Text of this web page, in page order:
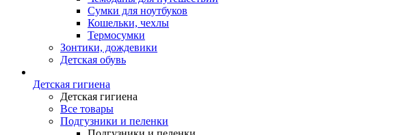
Сумки для ноутбуков
Кошельки, чехлы
Термосумки
Зонтики, дождевики
Детская обувь
Детская гигиена
Детская гигиена
Все товары
Подгузники и пеленки